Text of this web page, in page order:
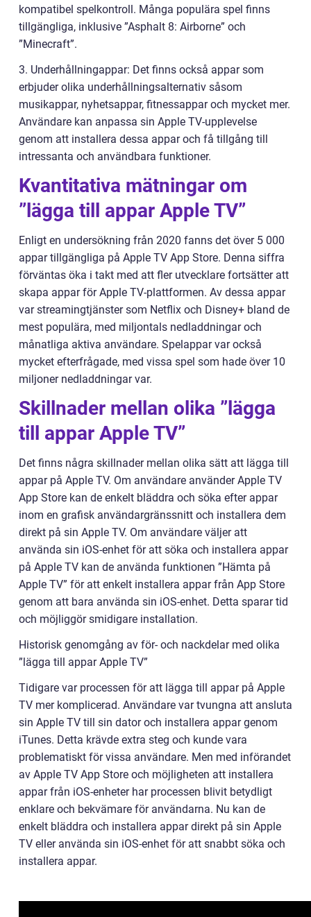
kompatibel spelkontroll. Många populära spel finns
tillgängliga, inklusive ”Asphalt 8: Airborne” och
”Minecraft”.
3. Underhållningappar: Det finns också appar som
erbjuder olika underhållningsalternativ såsom
musikappar, nyhetsappar, fitnessappar och mycket mer.
Användare kan anpassa sin Apple TV-upplevelse
genom att installera dessa appar och få tillgång till
intressanta och användbara funktioner.
Kvantitativa mätningar om
”lägga till appar Apple TV”
Enligt en undersökning från 2020 fanns det över 5 000
appar tillgängliga på Apple TV App Store. Denna siffra
förväntas öka i takt med att fler utvecklare fortsätter att
skapa appar för Apple TV-plattformen. Av dessa appar
var streamingtjänster som Netflix och Disney+ bland de
mest populära, med miljontals nedladdningar och
månatliga aktiva användare. Spelappar var också
mycket efterfrågade, med vissa spel som hade över 10
miljoner nedladdningar var.
Skillnader mellan olika ”lägga
till appar Apple TV”
Det finns några skillnader mellan olika sätt att lägga till
appar på Apple TV. Om användare använder Apple TV
App Store kan de enkelt bläddra och söka efter appar
inom en grafisk användargränssnitt och installera dem
direkt på sin Apple TV. Om användare väljer att
använda sin iOS-enhet för att söka och installera appar
på Apple TV kan de använda funktionen ”Hämta på
Apple TV” för att enkelt installera appar från App Store
genom att bara använda sin iOS-enhet. Detta sparar tid
och möjliggör smidigare installation.
Historisk genomgång av för- och nackdelar med olika
”lägga till appar Apple TV”
Tidigare var processen för att lägga till appar på Apple
TV mer komplicerad. Användare var tvungna att ansluta
sin Apple TV till sin dator och installera appar genom
iTunes. Detta krävde extra steg och kunde vara
problematiskt för vissa användare. Men med införandet
av Apple TV App Store och möjligheten att installera
appar från iOS-enheter har processen blivit betydligt
enklare och bekvämare för användarna. Nu kan de
enkelt bläddra och installera appar direkt på sin Apple
TV eller använda sin iOS-enhet för att snabbt söka och
installera appar.